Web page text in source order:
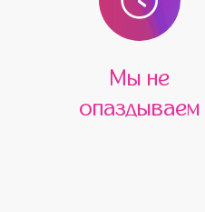
Мы не
опаздываем